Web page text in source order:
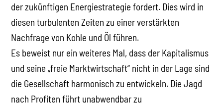
der zukünftigen Energiestrategie fordert. Dies wird in
diesen turbulenten Zeiten zu einer verstärkten
Nachfrage von Kohle und Öl führen.
Es beweist nur ein weiteres Mal, dass der Kapitalismus
und seine „freie Marktwirtschaft“ nicht in der Lage sind
die Gesellschaft harmonisch zu entwickeln. Die Jagd
nach Profiten führt unabwendbar zu